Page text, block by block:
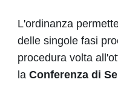
L'ordinanza
delle singole fasi
procedura volta
la Conferenza di